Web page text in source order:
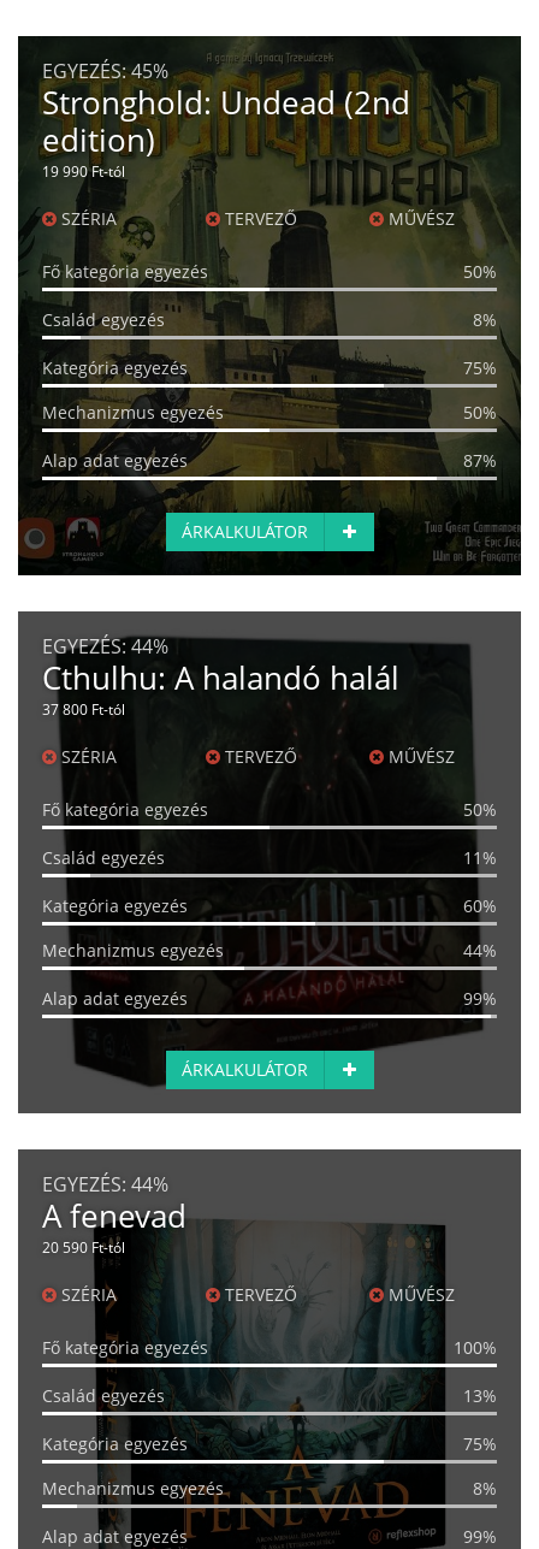
EGYEZÉS:45%
Stronghold: Undead (2nd
edition)
19 990 Ft-tól
SZÉRIA TERVEZŐ MŰVÉSZ
Fő kategória egyezés 50%
Család egyezés 8%
Kategória egyezés
75%
Mechanizmus egyezés
50%
Alap adat egyezés 87%
ÁRKALKULÁTOR
EGYEZÉS:44%
Cthulhu: A halandó halál
37 800 Ft-tól
SZÉRIA TERVEZŐ MŰVÉSZ
Fő kategória egyezés 50%
Család egyezés 11%
Kategória egyezés
60%
Mechanizmus egyezés
44%
Alap adat egyezés 99%
ÁRKALKULÁTOR
EGYEZÉS: 44%
A fenevad
20 590 Ft-tól
SZÉRIA TERVEZŐ MŰVÉSZ
Fő kategória egyezés 100%
Család egyezés 13%
Kategória egyezés
75%
Mechanizmus egyezés
8%
Alap adat egyezés 99%